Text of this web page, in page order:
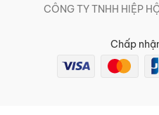
CÔNG TY TNHH HIỆP
Chấp